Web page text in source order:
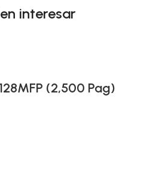
interesar
(2,500 Pag)